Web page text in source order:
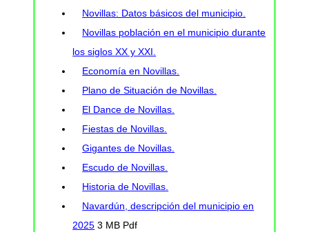
Novillas: Datos básicos del municipio.
Novillas población en el municipio durante
los siglos XX y XXI.
Economía en Novillas.
Plano de Situación de Novillas.
El Dance de Novillas.
Fiestas de Novillas.
Gigantes de Novillas.
Escudo de Novillas.
Historia de Novillas.
Navardún, descripción del municipio en
2025 3 MB Pdf